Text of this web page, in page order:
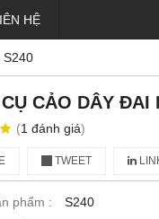
HỆ
S240
CẢO DÂY ĐAI
(1 đánh giá)
TWEET
phẩm :
S240